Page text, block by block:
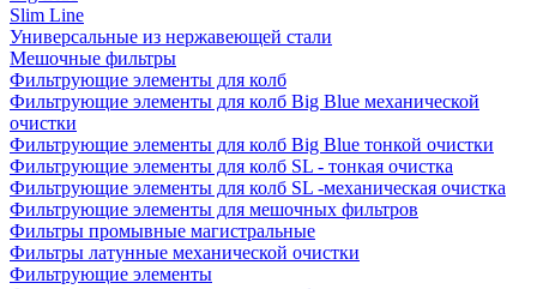
Slim Line
Универсальные из нержавеющей стали
Мешочные фильтры
Фильтрующие элементы для колб
Фильтрующие элементы для колб Big Blue механической
очистки
Фильтрующие элементы для колб Big Blue тонкой очистки
Фильтрующие элементы для колб SL - тонкая очистка
Фильтрующие элементы для колб SL -механическая очистка
Фильтрующие элементы для мешочных фильтров
Фильтры промывные магистральные
Фильтры латунные механической очистки
Фильтрующие элементы